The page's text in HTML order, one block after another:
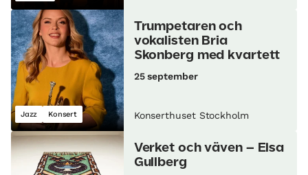
Jazz Konsert
Trumpetaren och
vokalisten Bria
Skonberg med kvartett
25 september
Konserthuset Stockholm
Verket och väven – Elsa
Gullberg